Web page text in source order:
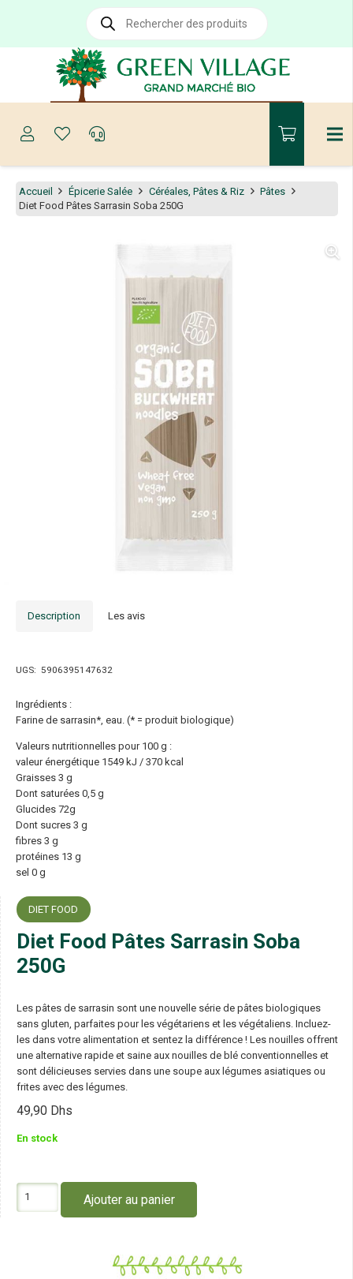
Recherche
produits
Accueil Épicerie Salée Céréales, Pâtes & Riz
Pâtes
Diet Food Pâtes Sarrasin Soba 250G
Description Les avis
UGS: 5906395147632
Ingrédients :
Farine de sarrasin*, eau. (* = produit biologique)
Valeurs nutritionnelles pour 100 g :
valeur énergétique 1549 kJ / 370 kcal
Graisses 3 g
Dont saturées 0,5 g
Glucides 72g
Dont sucres 3 g
fibres 3 g
protéines 13 g
sel 0 g
DIET FOOD
Diet Food Pâtes Sarrasin Soba
250G
Les pâtes de sarrasin sont une nouvelle série de pâtes biologiques
sans gluten, parfaites pour les végétariens et les végétaliens. Incluez-
les dans votre alimentation et sentez la différence ! Les nouilles offrent
une alternative rapide et saine aux nouilles de blé conventionnelles et
sont délicieuses servies dans une soupe aux légumes asiatiques ou
frites avec des légumes.
49,90 Dhs
En stock
Ajouter au panier